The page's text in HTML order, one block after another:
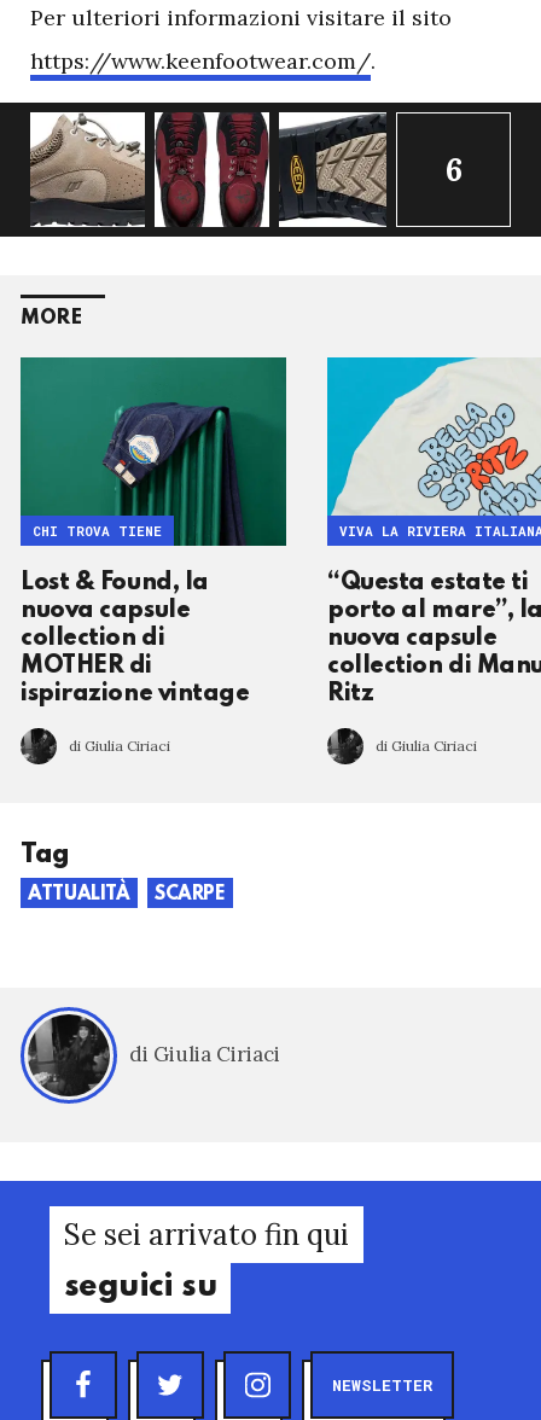
Per ulteriori informazioni visitare il sito
https://www.keenfootwear.com/.
6
MORE
Lost & Found, la
nuova capsule
collection di
MOTHER di
ispirazione vintage
di Giulia Ciriaci
CHI TROVA TIENE
“Questa estate ti
porto al mare”,
nuova capsule
collection di
Ritz
di Giulia Ciriaci
VIVA LA RIVIERA
Tag
ATTUALITÀ SCARPE
di Giulia Ciriaci
Se sei arrivato fin qui
seguici su
NEWSLETTER